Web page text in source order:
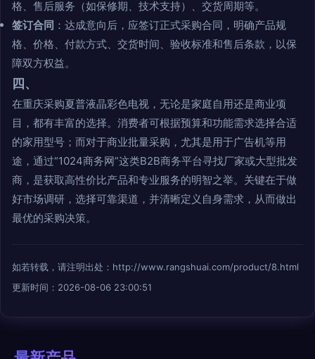
格、售后服务（如保修期、技术支持）、交货周期等。
签订合同 ：达成意向后，应签订正式采购合同，明确产品规
格、价格、付款方式、交货时间、验收标准和售后条款，以保
障双方权益。
四、
在重庆采购夏普液晶彩色电视，无论是家庭自用还是商业项
目，都有丰富的选择。消费者可根据预算和功能需求选择合适
的家用型号；而对于商业批量采购，尤其是用于广告机等用
途，通过“1024商务网”这类B2B商务平台寻找厂家或大型批发
商，是获取高性价比产品和专业服务的明智之举。关键在于做
好市场调研，选择可靠渠道，并清晰定义自身需求，从而做出
最优的采购决策。
如若转载，请注明出处：http://www.rangshuai.com/product/8.html
更新时间：2026-08-06 23:00:51